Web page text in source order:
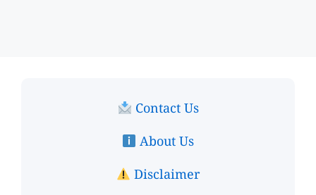
Contact Us
About Us
Disclaimer